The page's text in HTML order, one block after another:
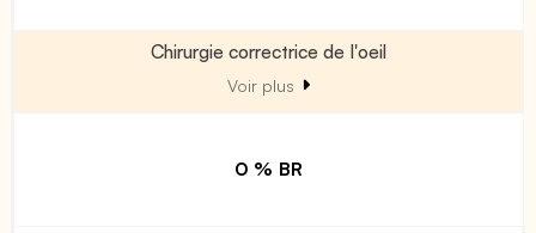
Chirurgie correctrice de l'oeil
Voir plus
0 % BR